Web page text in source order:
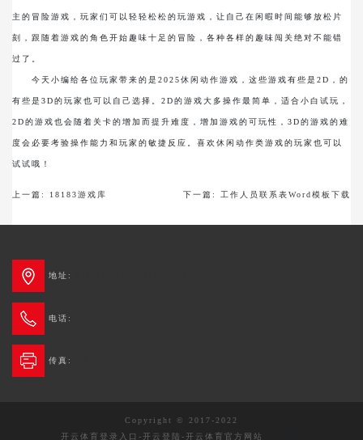
主的冒险游戏，玩家们可以轻轻松松的玩游戏，让自己在闲暇时间能够放松片
刻，跟随着游戏的角色开始趣味十足的冒险，各种各样的趣味闯关绝对不能错
过了。
今天小编给各位玩家带来的是2025休闲动作游戏，这些游戏有些是2D，的
有些是3D的玩家也可以自己选择。2D的游戏大多操作最简单，适合小白试玩，
2D的游戏也会随着关卡的增加而提升难度，增加游戏的可玩性，3D的游戏的难
度会必要考验操作能力和玩家的敏捷反应。喜欢休闲动作类游戏的玩家也可以
试试哦！
上一篇: 18183游戏库 下一篇: 工作人员联系表Word模板下载
地址:
电话:
传真:
Copyright © 2017-2022
开云体育登录入口-开云登陆-开云体育官方网站